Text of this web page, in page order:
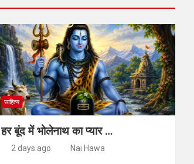
साहित्य
हर बूंद में भोलेनाथ का प्यार …
2 days ago Nai Hawa